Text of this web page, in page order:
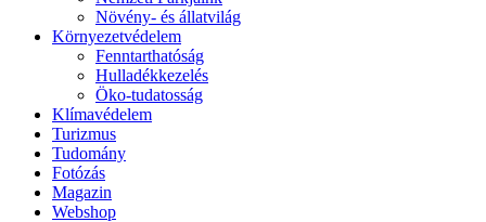
Növény- és állatvilág
Környezetvédelem
Fenntarthatóság
Hulladékkezelés
Öko-tudatosság
Klímavédelem
Turizmus
Tudomány
Fotózás
Magazin
Webshop